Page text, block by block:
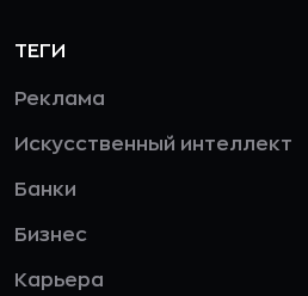
ТЕГИ
Реклама
Искусственный интеллект
Банки
Бизнес
Карьера